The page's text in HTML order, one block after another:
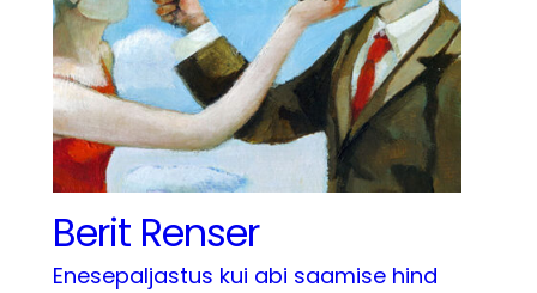
Berit Renser
Enesepaljastus kui abi saamise hind